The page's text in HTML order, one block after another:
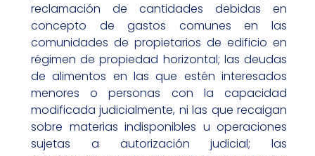
reclamación de cantidades debidas en
concepto de gastos comunes en las
comunidades de propietarios de edificio en
régimen de propiedad horizontal; las deudas
de alimentos en las que estén interesados
menores o personas con la capacidad
modificada judicialmente, ni las que recaigan
sobre materias indisponibles u operaciones
sujetas a autorización judicial; las